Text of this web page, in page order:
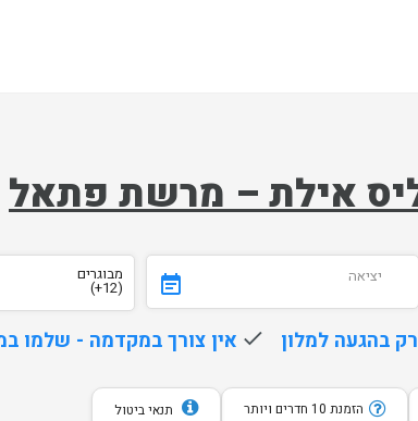
אילת – מרשת פתאל
event_note יציאה מבוגרים
(12+)
בהגעה למלון done אין צורך במקדמה - שלמו
הזמנת 10 חדרים ויותר תנאי ביטול